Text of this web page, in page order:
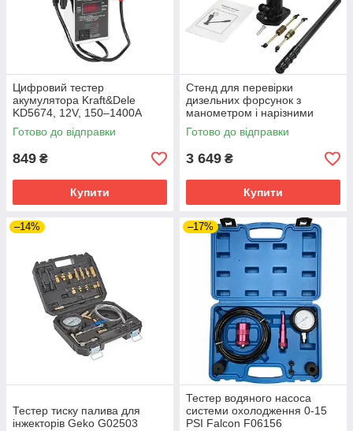
Цифровий тестер
акумулятора Kraft&Dele
KD5674, 12V, 150–1400A
(CCA)
Готово до відправки
849 ₴
Купити
Стенд для перевірки
дизельних форсунок з
манометром і нарізними
адаптерами KRAFT&DELE
KD12540 600 бар, тестер
Готово до відправки
3 649 ₴
Купити
–14%
Тестер тиску палива для
інжекторів Geko G02503
–17%
Тестер водяного насоса
системи охолодження 0-15
PSI Falcon F06156